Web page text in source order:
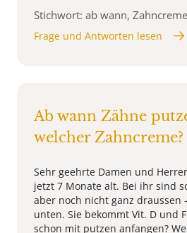
Stichwort: ab wann, Zahncreme
Frage und Antworten lesen
Ab wann Zähne
welcher Zahncreme?
Sehr geehrte Damen und
jetzt 7 Monate alt. Bei ihr sind
aber noch nicht ganz draussen
unten. Sie bekommt Vit. D und
schon mit putzen anfangen?